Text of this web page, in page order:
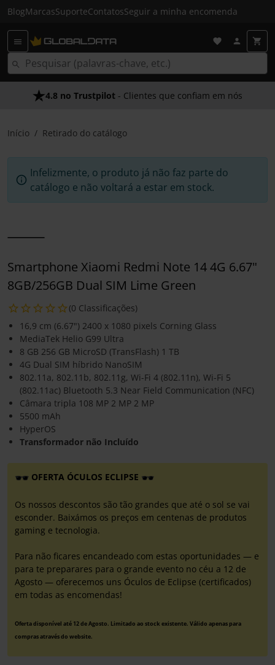
BlogMarcasSuporteContatosSeguir a minha encomenda
4.8 no Trustpilot - Clientes que confiam em nós
Início Retirado do catálogo
Infelizmente, o produto já não faz parte do
catálogo e não voltará a estar em stock.
Smartphone Xiaomi Redmi Note 14 4G 6.67"
8GB/256GB Dual SIM Lime Green
(0 Classificações)
16,9 cm (6.67") 2400 x 1080 pixels Corning Glass
MediaTek Helio G99 Ultra
8 GB 256 GB MicroSD (TransFlash) 1 TB
4G Dual SIM híbrido NanoSIM
802.11a, 802.11b, 802.11g, Wi-Fi 4 (802.11n), Wi-Fi 5
(802.11ac) Bluetooth 5.3 Near Field Communication (NFC)
Câmara tripla 108 MP 2 MP 2 MP
5500 mAh
HyperOS
Transformador não Incluído
OFERTA ÓCULOS ECLIPSE
Os nossos descontos são tão grandes que até o sol se vai
esconder. Baixámos os preços em centenas de produtos
gaming e tecnologia.
Para não ficares encandeado com estas oportunidades — e
para te preparares para o grande evento no céu a 12 de
Agosto — oferecemos uns Óculos de Eclipse (certificados)
em todas as encomendas!
Oferta disponível até 12 de Agosto. Limitado ao stock existente. Válido apenas para
compras através do website.